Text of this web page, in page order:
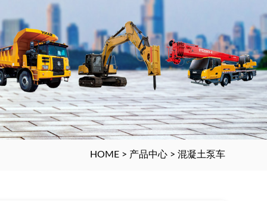
HOME > 产品中心 > 混凝土泵车